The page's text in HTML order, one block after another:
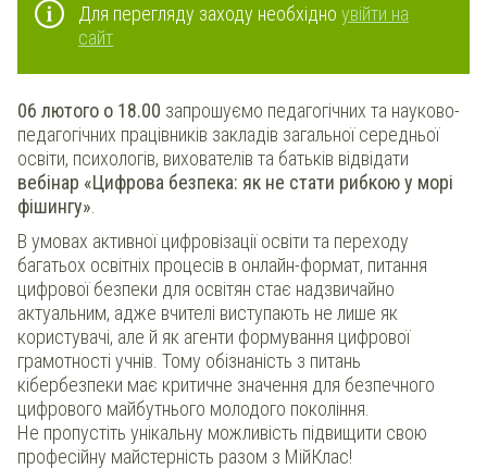
Для перегляду заходу необхідно увійти на
сайт
06 лютого о 18.00 запрошуємо педагогічних та науково-
педагогічних працівників закладів загальної середньої
освіти, психологів, вихователів та батьків відвідати
вебінар «Цифрова безпека: як не стати рибкою у морі
фішингу»
В умовах активної цифровізації освіти та переходу
багатьох освітніх процесів в онлайн-формат, питання
цифрової безпеки для освітян стає надзвичайно
актуальним, адже вчителі виступають не лише як
користувачі, але й як агенти формування цифрової
грамотності учнів. Тому обізнаність з питань
кібербезпеки має критичне значення для безпечного
цифрового майбутнього молодого покоління.
Не пропустіть унікальну можливість підвищити свою
професійну майстерність разом з МійКлас!